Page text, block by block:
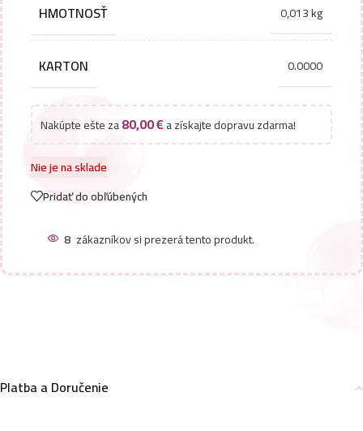
HMOTNOSŤ 0,013 kg
KARTON 0.0000
Nakúpte ešte za80,00€a získajte dopravu zdarma!
Nie je na sklade
Pridať do obľúbených
8 zákazníkov si prezerá tento produkt.
Platba a Doručenie